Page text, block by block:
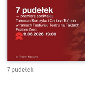
7 pudełek